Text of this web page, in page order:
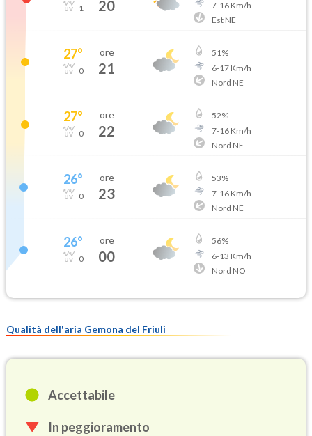
1 20
7-16Km/h
Est NE
27°
0
ore
21
51%
6-17Km/h
Nord NE
27°
0
ore
22
52%
7-16Km/h
Nord NE
26°
0
ore
23
53%
7-16Km/h
Nord NE
26°
0
ore
00
56%
6-13 Km/h
Nord NO
Qualità dell'aria Gemona del Friuli
Accettabile
In peggioramento